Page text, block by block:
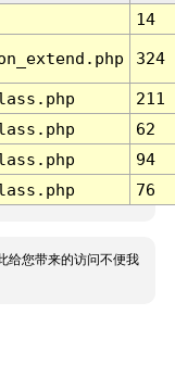
14
324
211
62
94
76
给您带来的访问不便我